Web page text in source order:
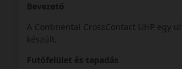
Bevezető
A Continental CrossContact UHP egy
készült.
Futófelület és tapadás